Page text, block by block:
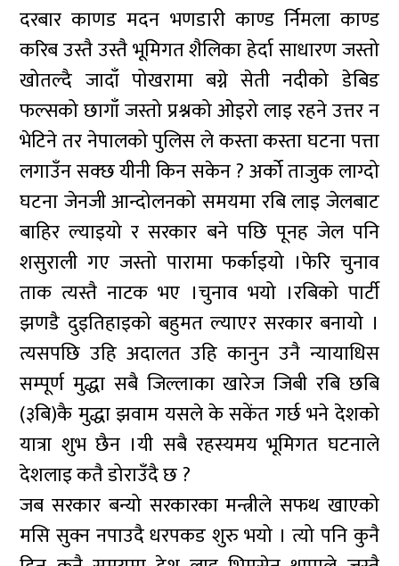
दरबार काणड मदन भणडारी काण्ड र्निमला काण्ड
करिब उस्तै उस्तै भूमिगत शैलिका हेर्दा साधारण जस्तो
खोतल्दै जादाँ पोखरामा बग्ने सेती नदीको डेबिड
फल्सको छागाँ जस्तो प्रश्नको ओइरो लाइ रहने उत्तर न
भेटिने तर नेपालको पुलिस ले कस्ता कस्ता घटना पत्ता
लगाउँन सक्छ यीनी किन सकेन ? अर्को ताजुक लाग्दो
घटना जेनजी आन्दोलनको समयमा रबि लाइ जेलबाट
बाहिर ल्याइयो र सरकार बने पछि पूनह जेल पनि
शसुराली गए जस्तो पारामा फर्काइयो ।फेरि चुनाव
ताक त्यस्तै नाटक भए ।चुनाव भयो ।रबिको पार्टी
झणडै दुइतिहाइको बहुमत ल्याएर सरकार बनायो ।
त्यसपछि उहि अदालत उहि कानुन उनै न्यायाधिस
सम्पूर्ण मुद्धा सबै जिल्लाका खारेज जिबी रबि छबि
(३बि)कै मुद्धा झवाम यसले के सकेंत गर्छ भने देशको
यात्रा शुभ छैन ।यी सबै रहस्यमय भूमिगत घटनाले
देशलाइ कतै डोराउँदै छ ?
जब सरकार बन्यो सरकारका मन्त्रीले सफथ खाएको
मसि सुक्न नपाउदै धरपकड शुरु भयो । त्यो पनि कुनै